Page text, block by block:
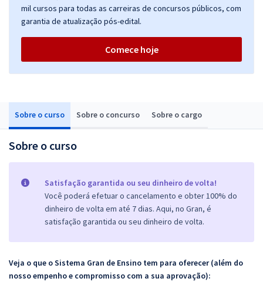
Sobre o curso Sobre o concurso Sobre o cargo
Sobre o curso
Satisfação garantida ou seu dinheiro de volta!
Você poderá efetuar o cancelamento e obter 100% do
dinheiro de volta em até 7 dias. Aqui, no Gran, é
satisfação garantida ou seu dinheiro de volta.
Veja o que o Sistema Gran de Ensino tem para oferecer (além do
nosso empenho e compromisso com a sua aprovação):
mil cursos para todas as carreiras de concursos públicos, com
garantia de atualização pós-edital.
Comece hoje